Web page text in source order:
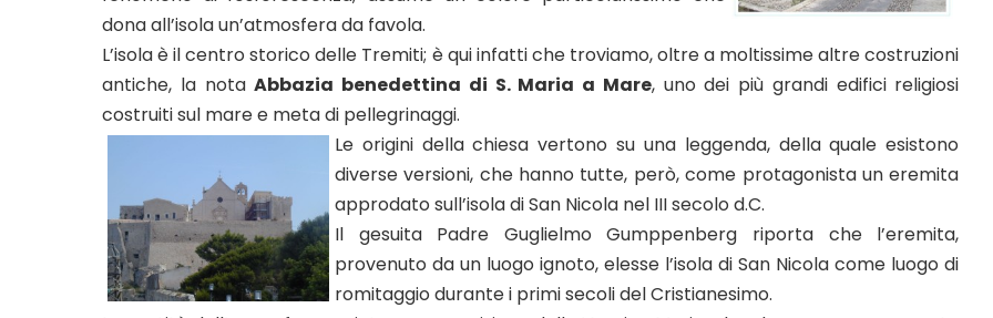
dona all’isola un’atmosfera da favola.
L’isola è il centro storico delle Tremiti; è qui infatti che troviamo, oltre a moltissime altre costruzioni
antiche, la notaAbbazia benedettina di S. Maria a Mare, uno dei più grandi edifici religiosi
costruiti sul mare e meta di pellegrinaggi.
Le origini della chiesa vertono su una leggenda, della quale esistono
diverse versioni, che hanno tutte, però, come protagonista un eremita
approdato sull’isola di San Nicola nel III secolo d.C.
Il gesuita Padre Guglielmo Gumppenberg riporta che l’eremita,
provenuto da un luogo ignoto, elesse l’isola di San Nicola come luogo di
romitaggio durante i primi secoli del Cristianesimo.